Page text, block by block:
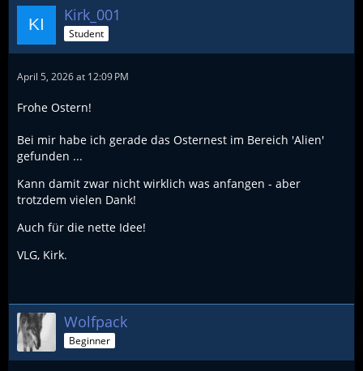
Kirk_001
Student
April 5, 2026 at 12:09 PM
Frohe Ostern!
Bei mir habe ich gerade das Osternest im Bereich 'Alien'
gefunden ...
Kann damit zwar nicht wirklich was anfangen - aber
trotzdem vielen Dank!
Auch für die nette Idee!
VLG, Kirk.
Wolfpack
Beginner